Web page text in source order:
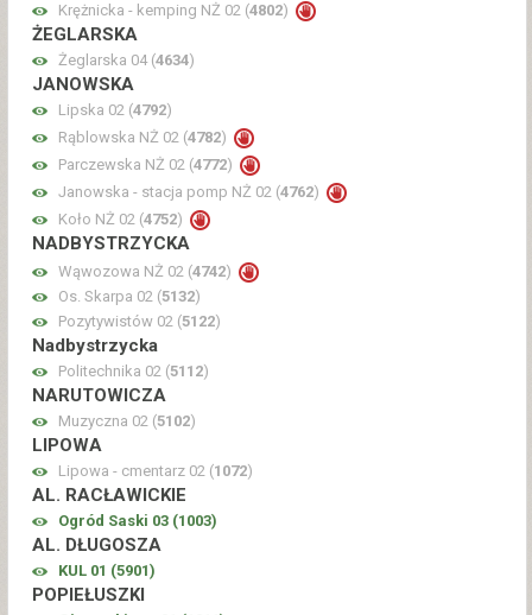
Krężnicka - kemping NŻ 02 (4802)
ŻEGLARSKA
Żeglarska 04 (4634)
JANOWSKA
Lipska 02 (4792)
Rąblowska NŻ 02 (4782)
Parczewska NŻ 02 (4772)
Janowska - stacja pomp NŻ 02 (4762)
Koło NŻ 02 (4752)
NADBYSTRZYCKA
Wąwozowa NŻ 02 (4742)
Os. Skarpa 02 (5132)
Pozytywistów 02 (5122)
Nadbystrzycka
Politechnika 02 (5112)
NARUTOWICZA
Muzyczna 02 (5102)
LIPOWA
Lipowa - cmentarz 02 (1072)
AL. RACŁAWICKIE
Ogród Saski 03 (1003)
AL. DŁUGOSZA
KUL 01 (5901)
POPIEŁUSZKI